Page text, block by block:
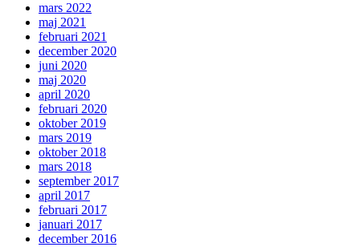
mars 2022
maj 2021
februari 2021
december 2020
juni 2020
maj 2020
april 2020
februari 2020
oktober 2019
mars 2019
oktober 2018
mars 2018
september 2017
april 2017
februari 2017
januari 2017
december 2016